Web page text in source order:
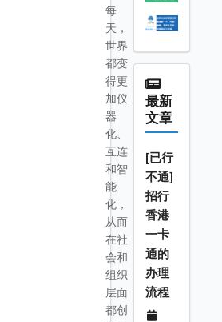
每
天，
世界
都变
得更
加仪
器
化、
互连
和智
能
化，
从而
在社
会和
组织
层面
都创
最新
文章
[已行
不通]
招行
香港
一卡
通的
办理
流程